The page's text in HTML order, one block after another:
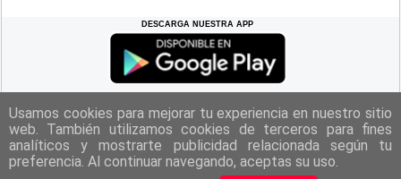
DESCARGA NUESTRA APP
REGRESAR A LACIMA
|Politica de Privacidad|Aviso Legal| Términos y Condiciones
|
Contacto|
Usamos cookies para mejorar tu experiencia en nuestro sitio
web. También utilizamos cookies de terceros para fines
analíticos y mostrarte publicidad relacionada según tu
preferencia. Al continuar navegando, aceptas su uso.